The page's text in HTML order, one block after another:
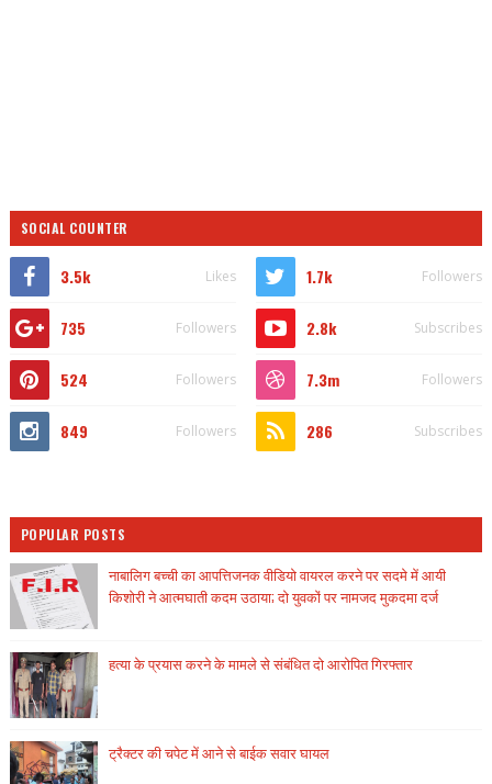
SOCIAL COUNTER
3.5k Likes 1.7k Followers
735 Followers 2.8k Subscribes
524 Followers 7.3m Followers
849 Followers 286 Subscribes
POPULAR POSTS
नाबालिग बच्ची का आपत्तिजनक वीडियो वायरल करने पर सदमे में आयी
किशोरी ने आत्मघाती कदम उठाया; दो युवकों पर नामजद मुकदमा दर्ज
हत्या के प्रयास करने के मामले से संबंधित दो आरोपित गिरफ्तार
ट्रैक्टर की चपेट में आने से बाईक सवार घायल